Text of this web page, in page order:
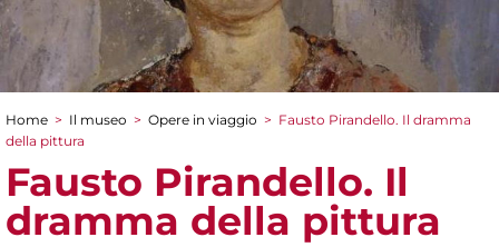
Tu sei qui
Home > Il museo > Opere in viaggio > Fausto Pirandello. Il dramma
della pittura
Fausto Pirandello. Il
dramma della pittura